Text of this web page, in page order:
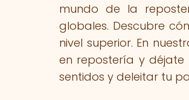
mundo de la
globales. Descubre
nivel superior. En
en repostería y déjate
sentidos y deleitar tu